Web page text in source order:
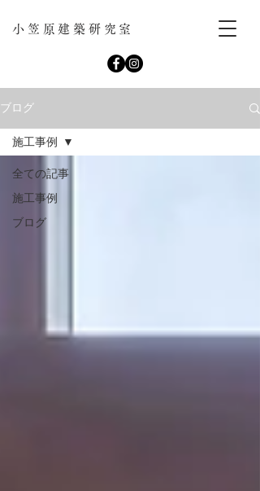
小笠原建築研究室
ブログ
全ての記事
施工事例
ブログ
施工事例